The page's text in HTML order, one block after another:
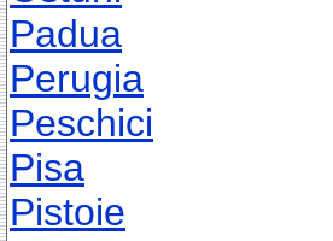
Padua
Perugia
Peschici
Pisa
Pistoie